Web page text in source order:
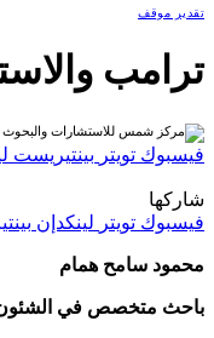
تقدير موقف
ترامب
فيسبوك تويتر بينتيريست
شاركها
فيسبوك تويتر لينكدإن
محمود سامح همام
باحث متخصص في الشئون